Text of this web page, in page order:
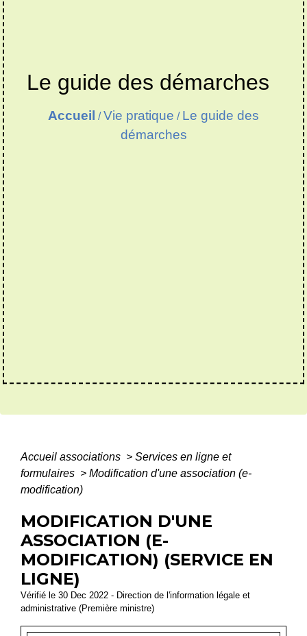
Le guide des démarches
Accueil /Vie pratique / Le guide des
démarches
Accueil associations > Services en ligne et
formulaires > Modification d'une association (e-
modification)
MODIFICATION D'UNE
ASSOCIATION (E-
MODIFICATION) (SERVICE EN
LIGNE)
Vérifié le 30 Dec 2022 - Direction de l'information légale et
administrative (Première ministre)